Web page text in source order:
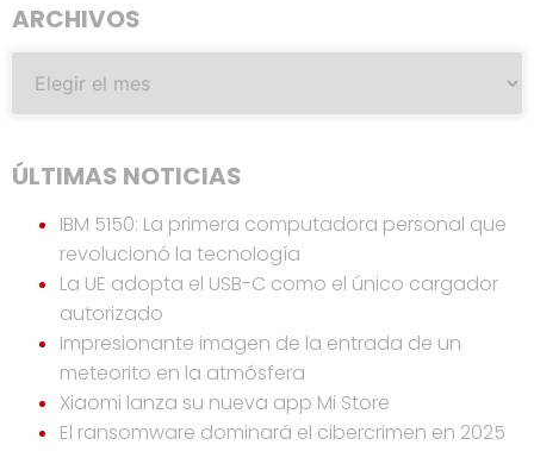
ARCHIVOS
ÚLTIMAS NOTICIAS
IBM 5150: La primera computadora personal que
revolucionó la tecnología
La UE adopta el USB-C como el único cargador
autorizado
Impresionante imagen de la entrada de un
meteorito en la atmósfera
Xiaomi lanza su nueva app Mi Store
El ransomware dominará el cibercrimen en 2025